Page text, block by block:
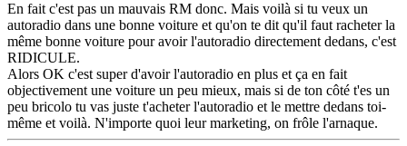
En fait c'est pas un mauvais RM donc. Mais voilà si tu veux un
autoradio dans une bonne voiture et qu'on te dit qu'il faut racheter la
même bonne voiture pour avoir l'autoradio directement dedans, c'est
RIDICULE.
Alors OK c'est super d'avoir l'autoradio en plus et ça en fait
objectivement une voiture un peu mieux, mais si de ton côté t'es un
peu bricolo tu vas juste t'acheter l'autoradio et le mettre dedans toi-
même et voilà. N'importe quoi leur marketing, on frôle l'arnaque.
Haut